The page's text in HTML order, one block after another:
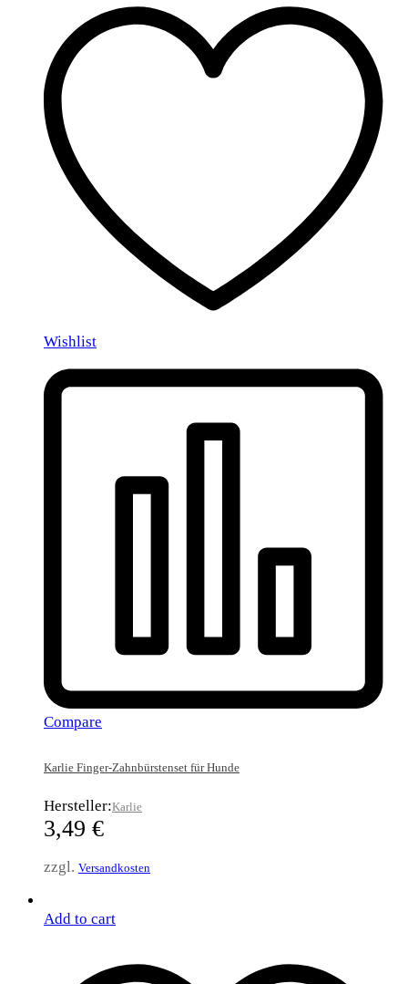
Wishlist
Compare
Karlie Finger-Zahnbürstenset für Hunde
Hersteller:Karlie
3,49 €
zzgl. Versandkosten
Add to cart